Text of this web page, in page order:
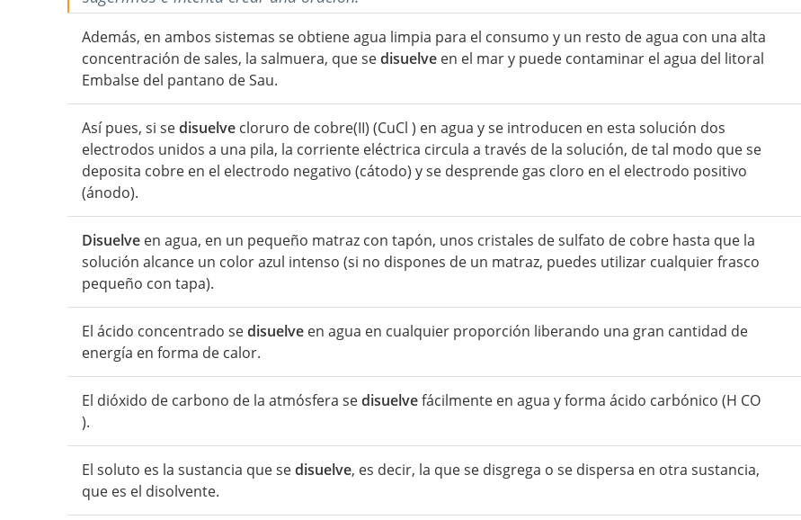
Además, en ambos sistemas se obtiene agua limpia para el consumo y un resto de agua con una alta
concentración de sales, la salmuera, que sedisuelve en el mar y puede contaminar el agua del litoral
Embalse del pantano de Sau.
Así pues, si sedisuelve cloruro de cobre(II) (CuCl ) en agua y se introducen en esta solución dos
electrodos unidos a una pila, la corriente eléctrica circula a través de la solución, de tal modo que se
deposita cobre en el electrodo negativo (cátodo) y se desprende gas cloro en el electrodo positivo
(ánodo).
Disuelve en agua, en un pequeño matraz con tapón, unos cristales de sulfato de cobre hasta que la
solución alcance un color azul intenso (si no dispones de un matraz, puedes utilizar cualquier frasco
pequeño con tapa).
El ácido concentrado sedisuelve en agua en cualquier proporción liberando una gran cantidad de
energía en forma de calor.
El dióxido de carbono de la atmósfera sedisuelvefácilmente en agua y forma ácido carbónico (H CO
).
El soluto es la sustancia que sedisuelve, es decir, la que se disgrega o se dispersa en otra sustancia,
que es el disolvente.